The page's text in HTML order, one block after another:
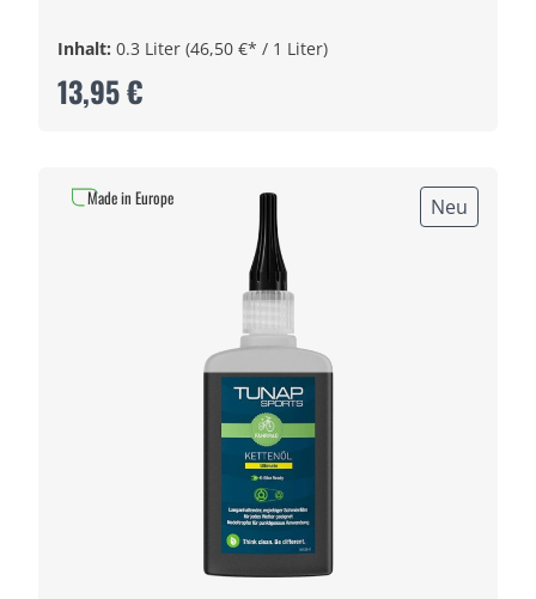
Inhalt: 0.3 Liter (46,50 €* / 1 Liter)
13,95 €
Neu
Made in Europe